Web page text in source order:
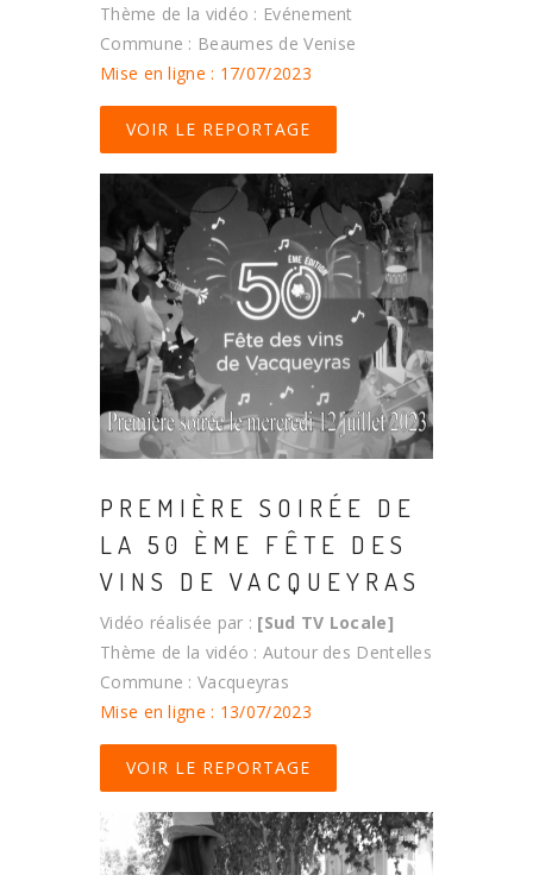
Thème de la vidéo : Evénement
Commune : Beaumes de Venise
Mise en ligne : 17/07/2023
VOIR LE REPORTAGE
PREMIÈRE SOIRÉE DE
LA 50 ÈME FÊTE DES
VINS DE VACQUEYRAS
Vidéo réalisée par : [Sud TV Locale]
Thème de la vidéo : Autour des Dentelles
Commune : Vacqueyras
Mise en ligne : 13/07/2023
VOIR LE REPORTAGE